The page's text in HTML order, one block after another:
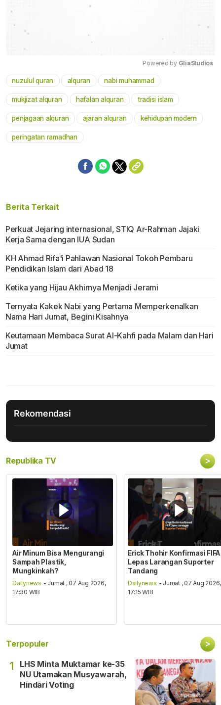
Powered by GliaStudios
nuzulul quran alquran nabi muhammad
mukjizat alquran hafalan alquran tradisi islam
penjagaan alquran ajaran alquran kehidupan modern
peringatan ramadhan
Berita Terkait
Perkuat Jejaring internasional, STIQ Ar-Rahman Jajaki
Kerja Sama dengan IUA Sudan
KH Ahmad Rifa'i Pahlawan Nasional Tokoh Pembaru
Pendidikan Islam dari Abad 18
Ketika yang Hijau Akhirnya Menjadi Jerami
Ternyata Kakek Nabi yang Pertama Memperkenalkan
Nama Hari Jumat, Begini Kisahnya
Keutamaan Membaca Surat Al-Kahfi pada Malam dan Hari
Jumat
Rekomendasi
Republika TV >
Air Minum Bisa Mengurangi
Sampah Plastik,
Mungkinkah?
Dailynews - Jumat , 07 Aug 2026,
17:30 WIB
Erick Thohir Konfirmasi FIFA
Lepas Larangan Suporter
Tandang
Dailynews - Jumat , 07 Aug 2026,
17:15 WIB
Terpopuler >
1
LHS Minta Muktamar ke-35
NU Utamakan Musyawarah,
Hindari Voting